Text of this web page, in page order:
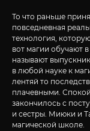
То что раньше
повседневная
технология,
вот магии обучают
называют
в любой науке к
лентяй то
плачевными.
закончилось с
и сестры. Миюки и
магической школе.